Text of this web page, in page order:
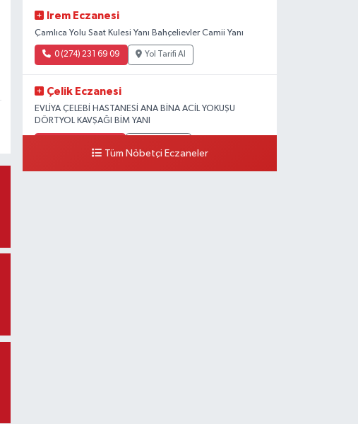
Irem Eczanesi
Çamlıca Yolu Saat Kulesi Yanı Bahçelievler Camii Yanı
0 (274) 231 69 09 Yol Tarifi Al
Çelik Eczanesi
EVLİYA ÇELEBİ HASTANESİ ANA BİNA ACİL YOKUŞU
DÖRTYOL KAVŞAĞI BİM YANI
Tüm Nöbetçi Eczaneler